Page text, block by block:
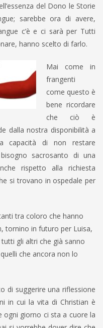
del Dono le Storie
sarebbe ora di avere,
c’è e ci sarà per Tutti
hanno scelto di farlo.
Mai come in
frangenti
come questo è
bene ricordare
che ciò è
dalla nostra disponibilità a
capacità di non restare
sacrosanto di una
rispetto alla richiesta
si trovano in ospedale per
tra coloro che hanno
tornino in futuro per Luisa,
gli altri che già sanno
che ancora non lo
di suggerire una riflessione
in cui la vita di Christian è
giorno ci sta a cuore la